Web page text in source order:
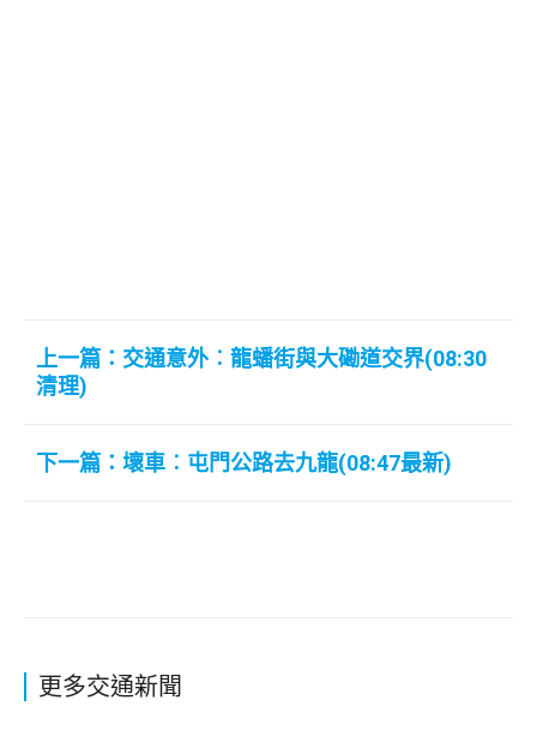
上一篇：交通意外︰龍蟠街與大磡道交界(08:30
清理)
下一篇：壞車︰屯門公路去九龍(08:47最新)
更多交通新聞